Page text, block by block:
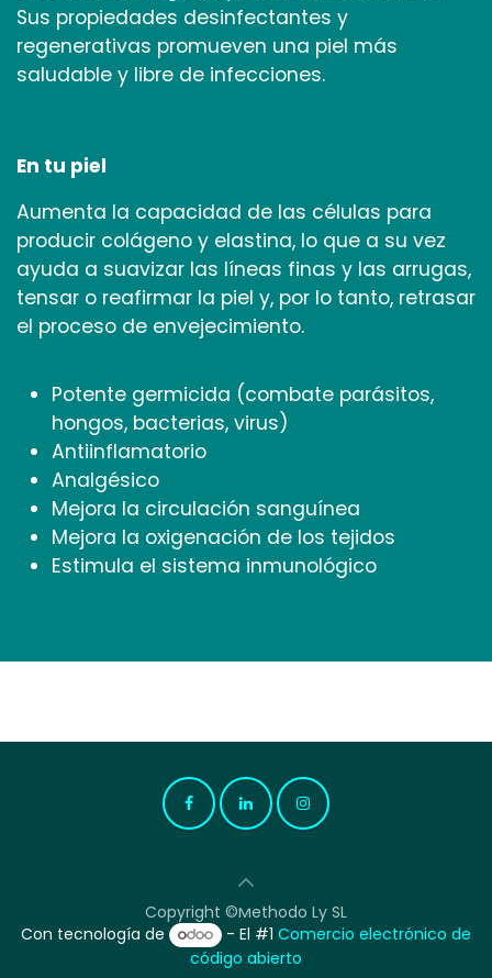
Sus propiedades desinfectantes y
regenerativas promueven una piel más
saludable y libre de infecciones.
En tu piel
Aumenta la capacidad de las células para
producir colágeno y elastina, lo que a su vez
ayuda a suavizar las líneas finas y las arrugas,
tensar o reafirmar la piel y, por lo tanto, retrasar
el proceso de envejecimiento.
Potente germicida (combate parásitos,
hongos, bacterias, virus)
Antiinflamatorio
Analgésico
Mejora la circulación sanguínea
Mejora la oxigenación de los tejidos
Estimula el sistema inmunológico
Copyright ©Methodo Ly SL
Con tecnología de
- El #1Comercio electrónico de
código abierto